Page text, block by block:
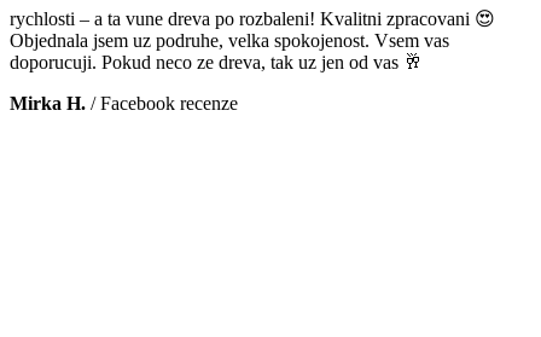
rychlosti – a ta vune dreva po rozbaleni! Kvalitni zpracovani 😍
Objednala jsem uz podruhe, velka spokojenost. Vsem vas
doporucuji. Pokud neco ze dreva, tak uz jen od vas 🥂
Mirka H. /Facebook recenze